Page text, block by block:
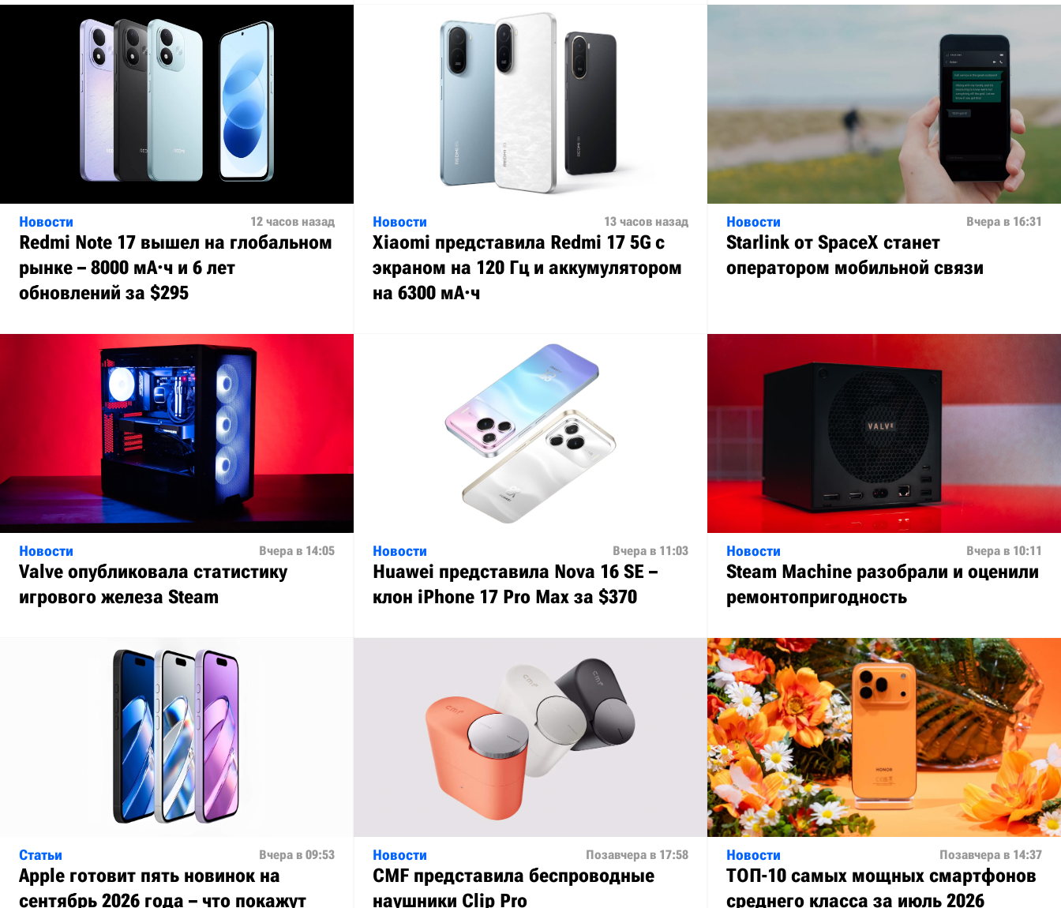
Новости 12 часов назад
Redmi Note 17 вышел на глобальном
рынке – 8000 мА·ч и 6 лет
обновлений за $295
Новости 13 часов назад
Xiaomi представила Redmi 17 5G с
экраном на 120 Гц и аккумулятором
на 6300 мА·ч
Новости Вчера в 16:31
Starlink от SpaceX станет
оператором мобильной связи
Новости Вчера в 14:05
Valve опубликовала статистику
игрового железа Steam
Новости Вчера в 11:03
Huawei представила Nova 16 SE –
клон iPhone 17 Pro Max за $370
Новости Вчера в 10:11
Steam Machine разобрали и оценили
ремонтопригодность
Статьи Вчера в 09:53
Apple готовит пять новинок на
сентябрь 2026 года – что покажут
Новости Позавчера в 17:58
CMF представила беспроводные
наушники Clip Pro
Новости Позавчера в 14:37
ТОП-10 самых мощных смартфонов
среднего класса за июль 2026